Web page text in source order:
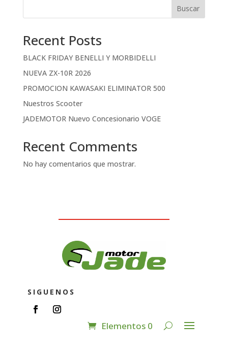
Buscar
Recent Posts
BLACK FRIDAY BENELLI Y MORBIDELLI
NUEVA ZX-10R 2026
PROMOCION KAWASAKI ELIMINATOR 500
Nuestros Scooter
JADEMOTOR Nuevo Concesionario VOGE
Recent Comments
No hay comentarios que mostrar.
SIGUENOS
Elementos 0